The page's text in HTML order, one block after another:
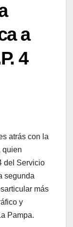
a
4
atrás con la
quien
del Servicio
segunda
más
y
Pampa.